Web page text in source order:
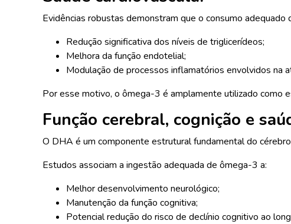
Evidências robustas demonstram que o consumo
Redução significativa dos níveis de triglicerídeos;
Melhora da função endotelial;
Modulação de processos inflamatórios envolvidos
Por esse motivo, o ômega-3 é amplamente utilizado como
Função cerebral, cognição e
O DHA é um componente estrutural fundamental do
Estudos associam a ingestão adequada de ômega-3 a:
Melhor desenvolvimento neurológico;
Manutenção da função cognitiva;
Potencial redução do risco de declínio cognitivo ao